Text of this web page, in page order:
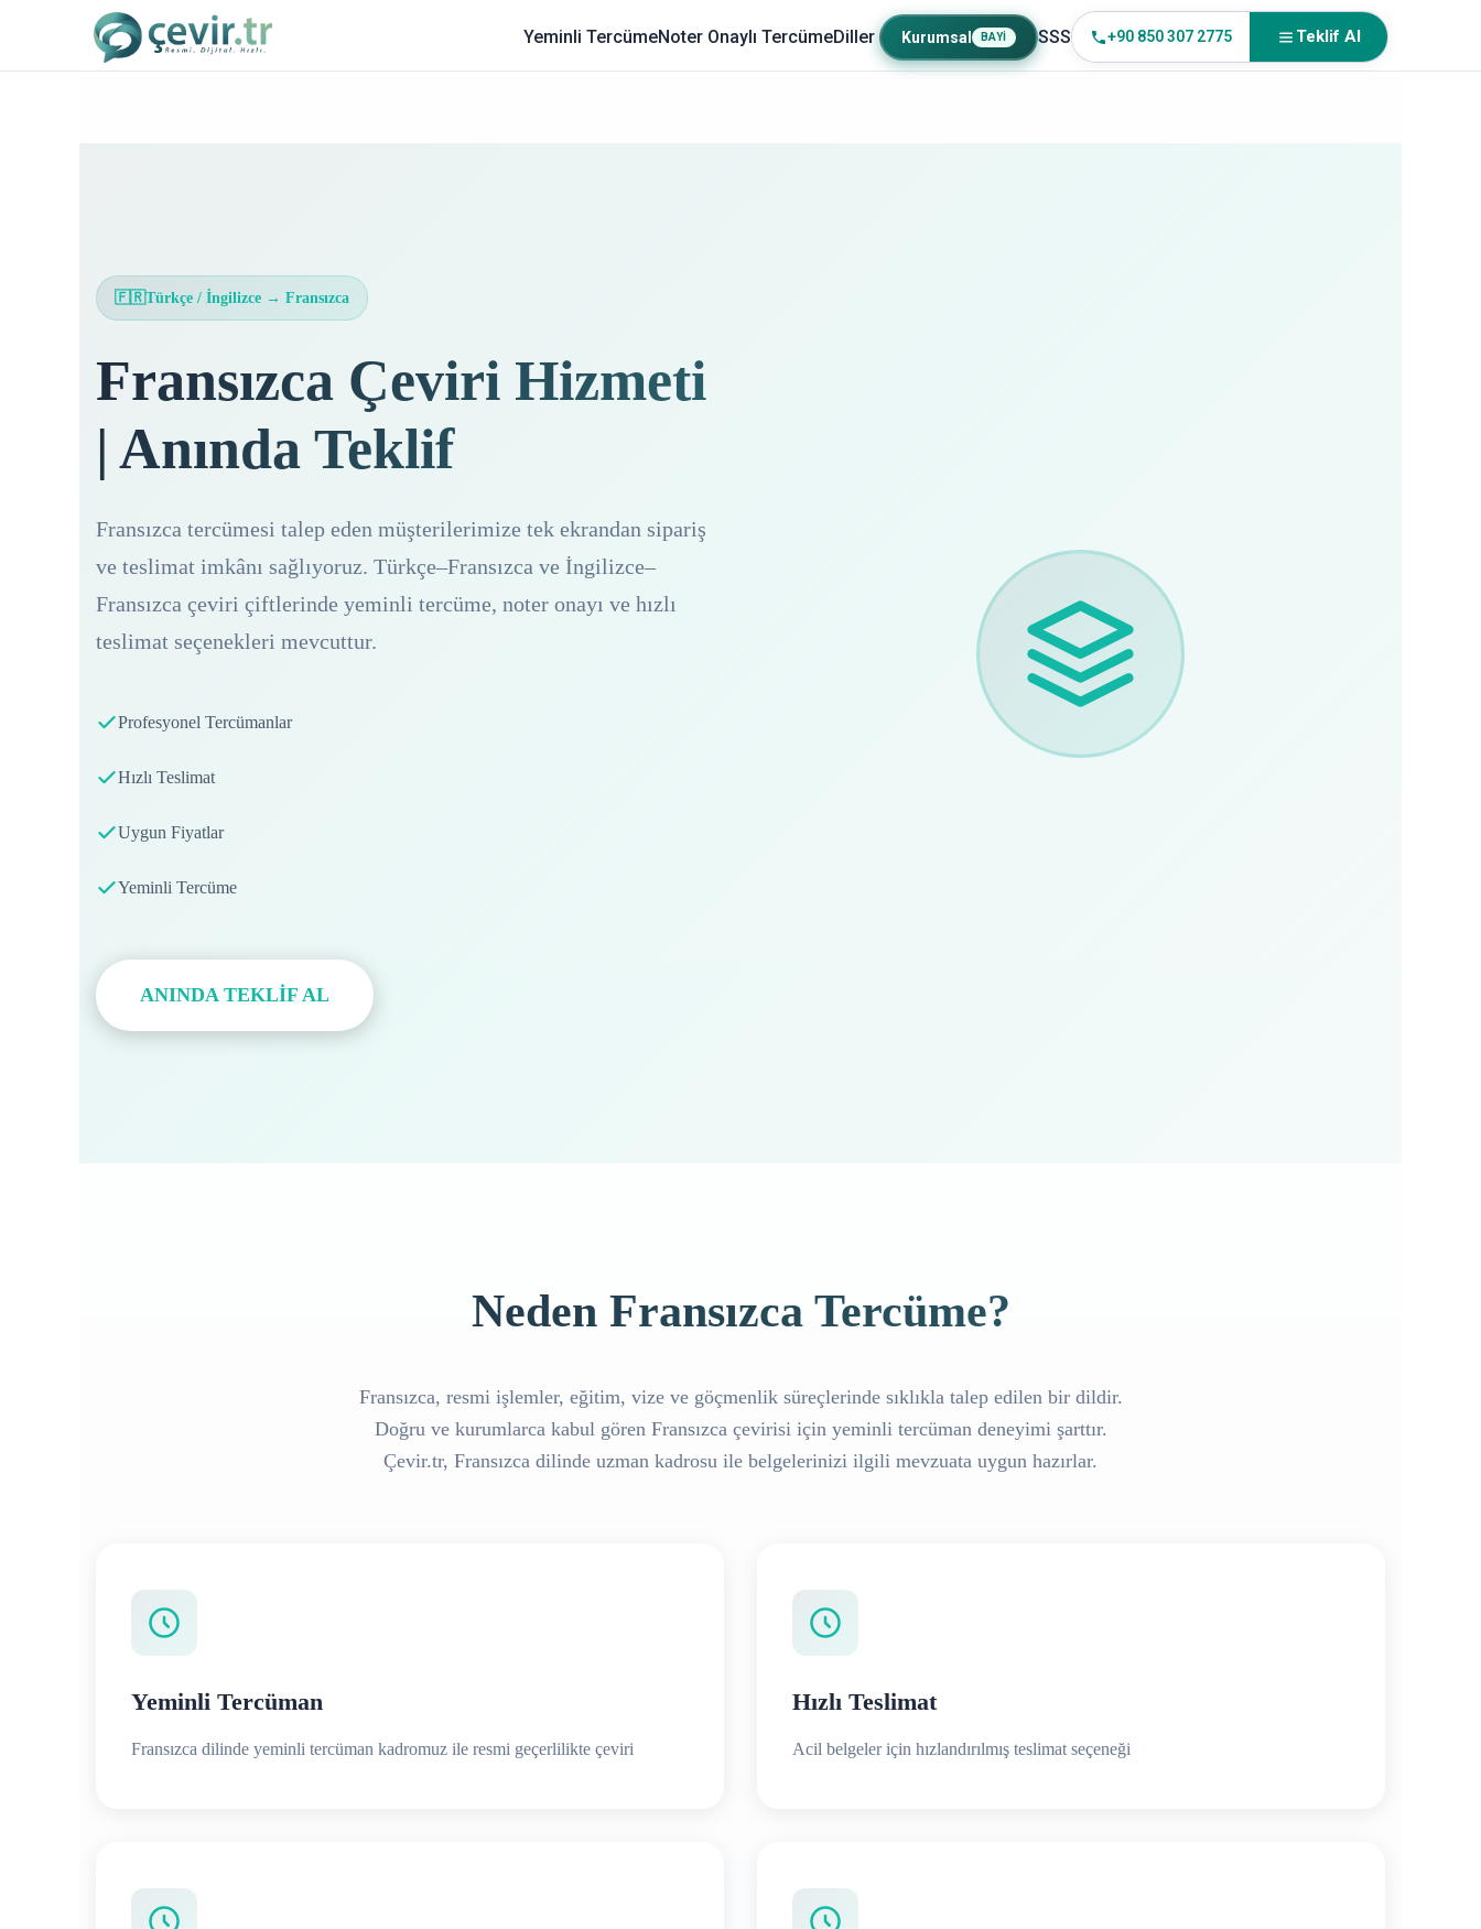
Yeminli TercümeNoter Onaylı TercümeDiller Kurumsal SSS +90 850 307 2775 Teklif Al
🇫🇷Türkçe / İngilizce → Fransızca
Fransızca Çeviri Hizmeti
| Anında Teklif
Fransızca tercümesi talep eden müşterilerimize tek ekrandan sipariş
ve teslimat imkânı sağlıyoruz. Türkçe–Fransızca ve İngilizce–
Fransızca çeviri çiftlerinde yeminli tercüme, noter onayı ve hızlı
teslimat seçenekleri mevcuttur.
Profesyonel Tercümanlar
Hızlı Teslimat
Uygun Fiyatlar
Yeminli Tercüme
ANINDA TEKLİF AL
Neden Fransızca Tercüme?
Fransızca, resmi işlemler, eğitim, vize ve göçmenlik süreçlerinde sıklıkla talep edilen bir dildir.
Doğru ve kurumlarca kabul gören Fransızca çevirisi için yeminli tercüman deneyimi şarttır.
Çevir.tr, Fransızca dilinde uzman kadrosu ile belgelerinizi ilgili mevzuata uygun hazırlar.
Yeminli Tercüman
Fransızca dilinde yeminli tercüman kadromuz ile resmi geçerlilikte çeviri
Hızlı Teslimat
Acil belgeler için hızlandırılmış teslimat seçeneği